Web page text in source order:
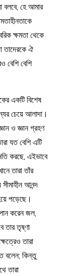
বলবে, হে আমার
ক্ষমতা থেকে
তাদেরকে ঐ
বেশি বেশি
একটি বিশেষ
চেয়ে আলাদা।
ও জ্ঞান গ্রহণ
যত বেশি এটি
করছে, এইভাবে
তারা তাঁর
আনন্দ
পড়েছে।
করেনজল,
তার তৃষ্ণা
তারা
বলেন; কিন্তু
তারা